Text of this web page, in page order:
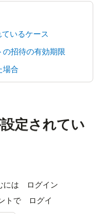
いるケース
招待の有効期限
場合
定されてい
には ログイン
トで ログイ